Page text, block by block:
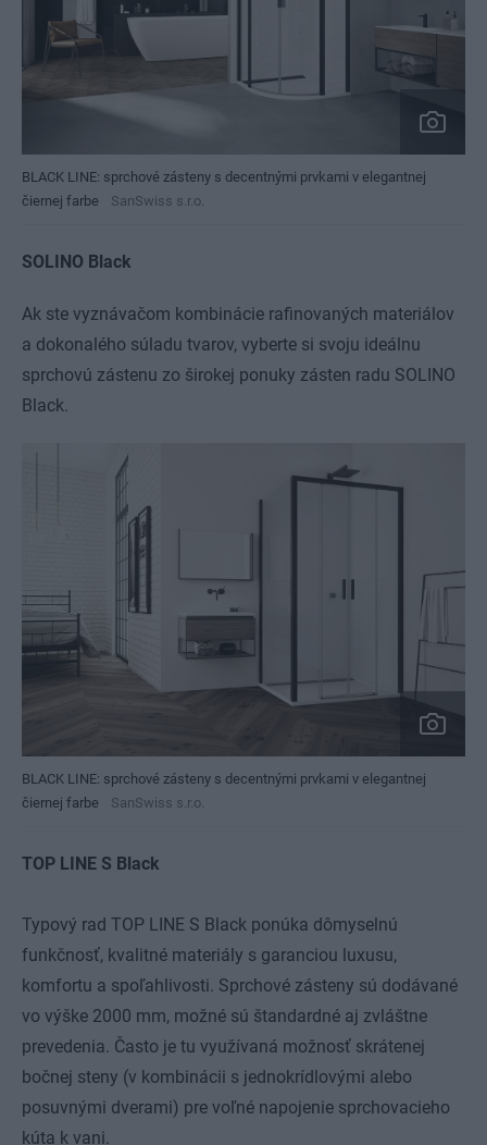
BLACK LINE: sprchové zásteny s decentnými prvkami v elegantnej
čiernej farbe
SanSwiss s.r.o.
SOLINO Black
Ak ste vyznávačom kombinácie rafinovaných materiálov
a dokonalého súladu tvarov, vyberte si svoju ideálnu
sprchovú zástenu zo širokej ponuky zásten radu SOLINO
Black.
BLACK LINE: sprchové zásteny s decentnými prvkami v elegantnej
čiernej farbe
SanSwiss s.r.o.
TOP LINE S Black
Typový rad TOP LINE S Black ponúka dômyselnú
funkčnosť, kvalitné materiály s garanciou luxusu,
komfortu a spoľahlivosti. Sprchové zásteny sú dodávané
vo výške 2000 mm, možné sú štandardné aj zvláštne
prevedenia. Často je tu využívaná možnosť skrátenej
bočnej steny (v kombinácii s jednokrídlovými alebo
posuvnými dverami) pre voľné napojenie sprchovacieho
kúta k vani.